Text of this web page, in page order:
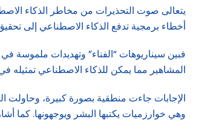
يتعالى صوت التحذيرات من مخاطر الذكاء
أخطاء برمجية تدفع الذكاء الاصطناعي إلى
المشاهير مما يمكن للذكاء الاصطناعي تمثيله
الإجابات جاءت منطقية بصورة كبيرة، وحاولت
وهي خوارزميات يكتبها البشر ويوجهونها. كما